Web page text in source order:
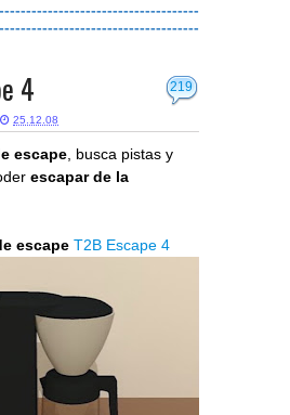
219
4
25.12.08
escape, busca pistas y
escapar de la
escape T2B Escape 4